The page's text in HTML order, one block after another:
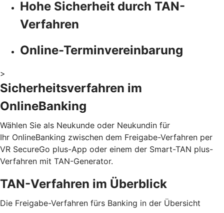
Hohe Sicherheit durch TAN-
Verfahren
Online-Terminvereinbarung
>
Sicherheitsverfahren im
OnlineBanking
Wählen Sie als Neukunde oder Neukundin für
Ihr OnlineBanking zwischen dem Freigabe-Verfahren per
VR SecureGo plus-App oder einem der Smart-TAN plus-
Verfahren mit TAN-Generator.
TAN-Verfahren im Überblick
Die Freigabe-Verfahren fürs Banking in der Übersicht